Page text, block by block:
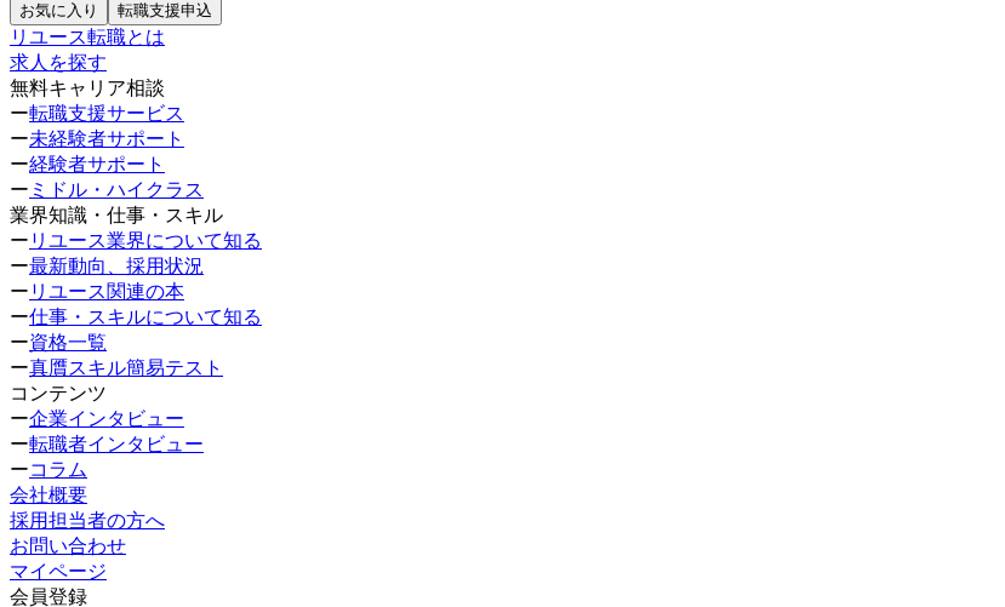
お気に入り 転職支援申込
リユース転職とは
求人を探す
無料キャリア相談
ー転職支援サービス
ー未経験者サポート
ー経験者サポート
ー ミドル・ハイクラス
業界知識・仕事・スキル
ー リユース業界について知る
ー最新動向、採用状況
ー リユース関連の本
ー仕事・スキルについて知る
ー資格一覧
ー真贋スキル簡易テスト
コンテンツ
ー企業インタビュー
ー転職者インタビュー
ーコラム
会社概要
採用担当者の方へ
お問い合わせ
マイページ
会員登録